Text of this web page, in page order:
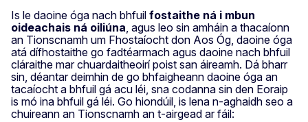
Is le daoine óga nach bhfuil fostaithe ná i mbun
oideachais ná oiliúna, agus leo sin amháin a thacaíonn
an Tionscnamh um Fhostaíocht don Aos Óg, daoine óga
atá dífhostaithe go fadtéarmach agus daoine nach bhfuil
cláraithe mar chuardaitheoirí poist san áireamh. Dá bharr
sin, déantar deimhin de go bhfaigheann daoine óga an
tacaíocht a bhfuil gá acu léi, sna codanna sin den Eoraip
is mó ina bhfuil gá léi. Go hiondúil, is lena n-aghaidh seo a
chuireann an Tionscnamh an t-airgead ar fáil: